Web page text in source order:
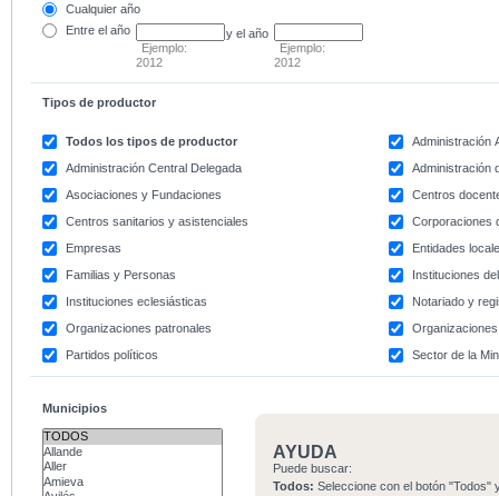
Cualquier año
Entre el año
Ejemplo:
2012
y el año
Ejemplo:
2012
Tipos de productor
Todos los tipos de productor
Administración
Administración Central Delegada
Administración
Asociaciones y Fundaciones
Centros
Centros sanitarios y asistenciales
Corporaciones
Empresas
Entidades
Familias y Personas
Instituciones
Instituciones eclesiásticas
Notariado y
Organizaciones patronales
Partidos políticos
Sector de la
Municipios
AYUDA
Puede buscar:
Todos: Seleccione con el botón "Todos"